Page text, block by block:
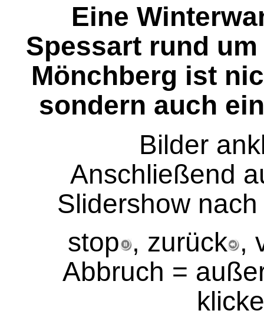
Eine
Spessart rund
Mönchberg ist
sondern auch
Bilder
Anschließend
Slidershow
stop , zurück ,
Abbruch =